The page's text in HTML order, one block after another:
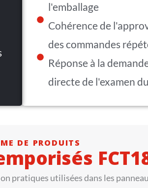
l'emballage
Cohérence de
des commandes
Réponse à la
directe de l'examen
DE PRODUITS
utilisées dans les